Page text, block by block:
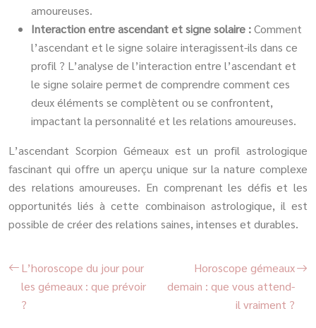
amoureuses.
Interaction entre ascendant et signe solaire :Comment
l’ascendant et le signe solaire interagissent-ils dans ce
profil ? L’analyse de l’interaction entre l’ascendant et
le signe solaire permet de comprendre comment ces
deux éléments se complètent ou se confrontent,
impactant la personnalité et les relations amoureuses.
L’ascendant Scorpion Gémeaux est un profil astrologique
fascinant qui offre un aperçu unique sur la nature complexe
des relations amoureuses. En comprenant les défis et les
opportunités liés à cette combinaison astrologique, il est
possible de créer des relations saines, intenses et durables.
L’horoscope du jour pour
les gémeaux : que prévoir
?
Horoscope gémeaux
demain : que vous attend-
il vraiment ?